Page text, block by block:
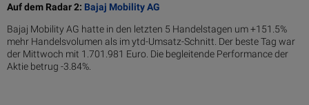
Auf dem Radar 2: Bajaj Mobility AG
Bajaj Mobility AG hatte in den letzten 5 Handelstagen um +151.5%
mehr Handelsvolumen als im ytd-Umsatz-Schnitt. Der beste Tag war
der Mittwoch mit 1.701.981 Euro. Die begleitende Performance der
Aktie betrug -3.84%.